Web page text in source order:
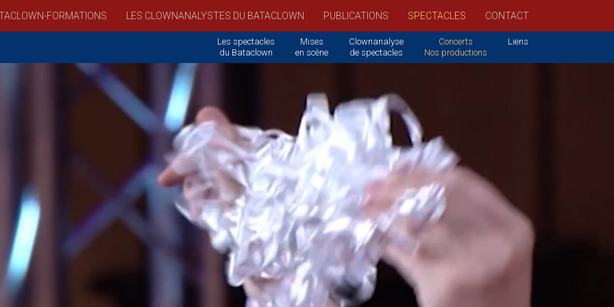
FORMATIONS LES CLOWNANALYSTES DU BATACLOWN PUBLICATIONS SPECTACLES CONTACT
Les spectacles
du Bataclown
Mises
en scène
Clownanalyse
de spectacles
Concerts
Nos productions
Liens